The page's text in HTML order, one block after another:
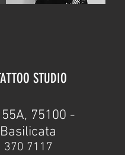
STUDIO
75100 -
370 7117